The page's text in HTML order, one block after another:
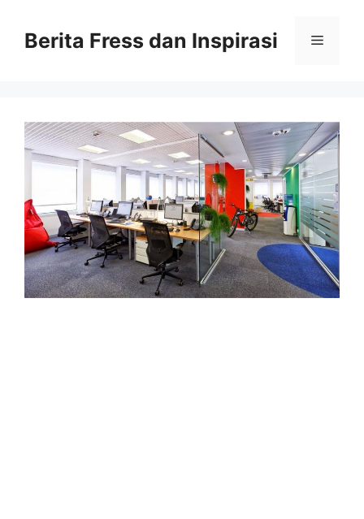
contentBerita Fress dan Inspirasi Menu